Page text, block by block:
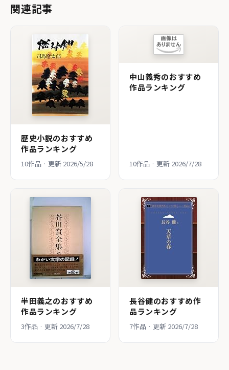
関連記事
歴史小説のおすすめ
作品ランキング
10作品 · 更新 2026/5/28
中山義秀のおすすめ
作品ランキング
10作品 · 更新 2026/7/28
半田義之のおすすめ
作品ランキング
3作品 · 更新 2026/7/28
長谷健のおすすめ作
品ランキング
7作品 · 更新 2026/7/28